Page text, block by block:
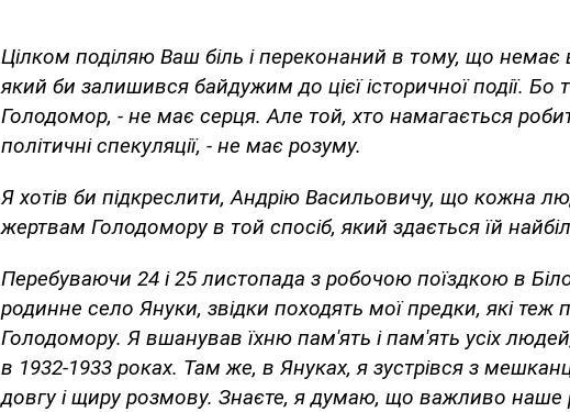
Цілком поділяю Ваш біль і переконаний в тому, що немає
який би залишився байдужим до цієї історичної події. Бо
Голодомор, - не має серця. Але той, хто намагається
політичні спекуляції, - не має розуму.
Я хотів би підкреслити, Андрію Васильовичу, що кожна
жертвам Голодомору в той спосіб, який здається їй
Перебуваючи 24 і 25 листопада з робочою поїздкою в
родинне село Януки, звідки походять мої предки, які теж
Голодомору. Я вшанував їхню пам'ять і пам'ять усіх
в 1932-1933 роках. Там же, в Януках, я зустрівся з
довгу і щиру розмову. Знаєте, я думаю, що важливо наше